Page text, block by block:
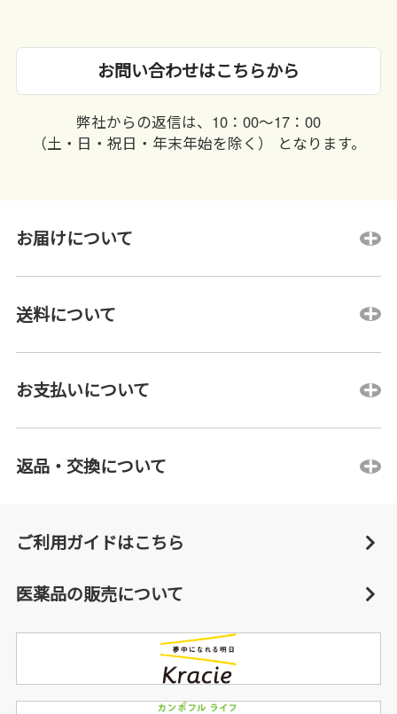
お問い合わせはこちらから
弊社からの返信は、10：00〜17：00
（土・日・祝日・年末年始を除く） となります。
お届けについて
送料について
お支払いについて
返品・交換について
ご利用ガイドはこちら
医薬品の販売について